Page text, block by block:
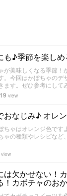
も♪季節を楽し
が美味しくなる季節！
。今回はかぼちゃの
ます。ぜひ参考にして
view
おなじみ♪ オレ
ちゃはオレンジ色で
ゃの種類やレシピな
view
は欠かせない！
！カボチャのお